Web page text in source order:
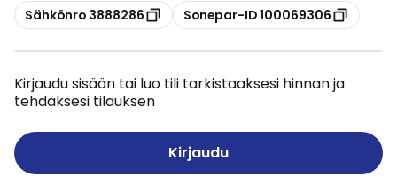
Kopioi
Sähkönro 3888286 Kopioi
Sonepar-ID 100069306
Kirjaudu sisään tai luo tili tarkistaaksesi hinnan ja
tehdäksesi tilauksen
Kirjaudu